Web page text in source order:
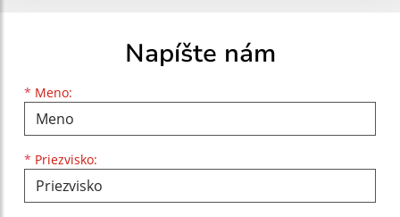
Napíšte nám
* Meno:
Meno
* Priezvisko:
Priezvisko
E-mailová adresa